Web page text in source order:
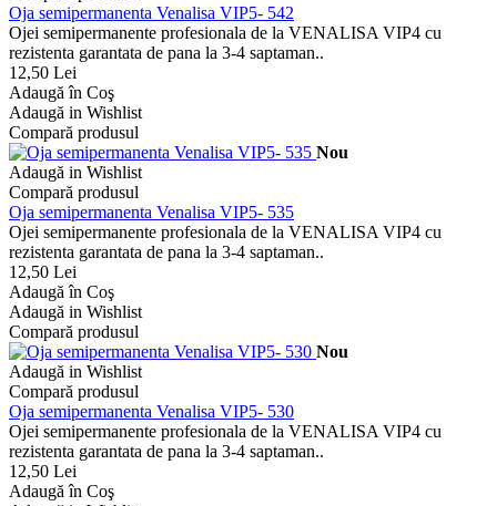
Oja semipermanenta Venalisa VIP5- 542
Ojei semipermanente profesionala de la VENALISA VIP4 cu
rezistenta garantata de pana la 3-4 saptaman..
12,50 Lei
Adaugă în Coş
Adaugă in Wishlist
Compară produsul
Nou
Adaugă in Wishlist
Compară produsul
Oja semipermanenta Venalisa VIP5- 535
Ojei semipermanente profesionala de la VENALISA VIP4 cu
rezistenta garantata de pana la 3-4 saptaman..
12,50 Lei
Adaugă în Coş
Adaugă in Wishlist
Compară produsul
Nou
Adaugă in Wishlist
Compară produsul
Oja semipermanenta Venalisa VIP5- 530
Ojei semipermanente profesionala de la VENALISA VIP4 cu
rezistenta garantata de pana la 3-4 saptaman..
12,50 Lei
Adaugă în Coş